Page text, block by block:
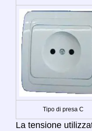
Tipo di presa C
La tensione